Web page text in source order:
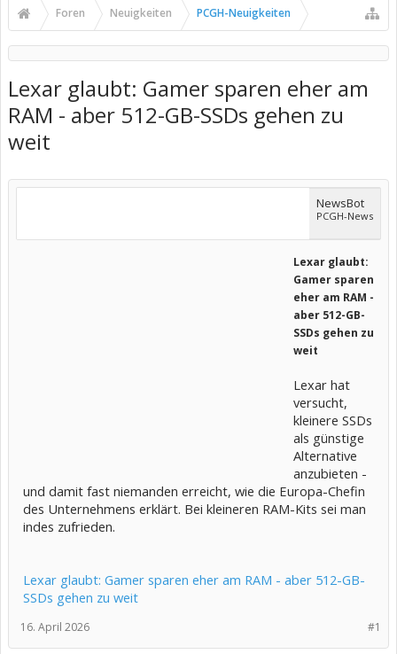
Foren Neuigkeiten PCGH-Neuigkeiten
Lexar glaubt: Gamer sparen eher am
RAM - aber 512-GB-SSDs gehen zu
weit
NewsBot
PCGH-News
Lexar glaubt:
Gamer sparen
eher am RAM -
aber 512-GB-
SSDs gehen zu
weit
Lexar hat
versucht,
kleinere SSDs
als günstige
Alternative
anzubieten -
und damit fast niemanden erreicht, wie die Europa-Chefin
des Unternehmens erklärt. Bei kleineren RAM-Kits sei man
indes zufrieden.
Lexar glaubt: Gamer sparen eher am RAM - aber 512-GB-
SSDs gehen zu weit
#1
16. April 2026